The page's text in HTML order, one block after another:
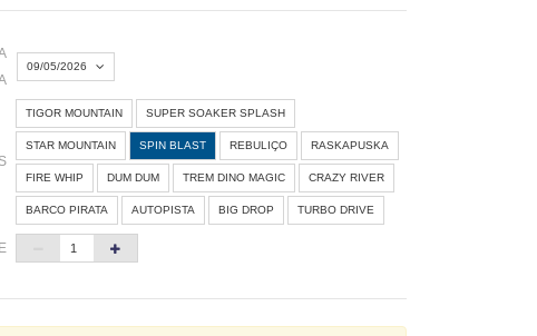
09/05/2026
« Agosto 2026 »
D S Q Q S S
1
TIGOR MOUNTAIN SUPER SOAKER SPLASH
STAR MOUNTAIN SPIN BLAST REBULIÇO RASKAPUSKA
FIRE WHIP DUM DUM TREM DINO MAGIC CRAZY RIVER
BARCO PIRATA AUTOPISTA BIG DROP TURBO DRIVE